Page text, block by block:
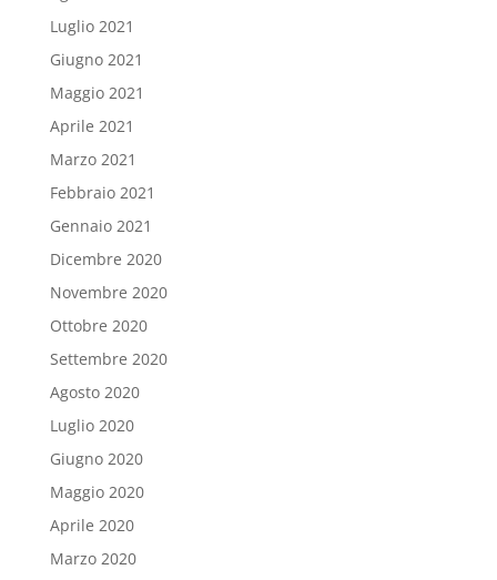
Luglio 2021
Giugno 2021
Maggio 2021
Aprile 2021
Marzo 2021
Febbraio 2021
Gennaio 2021
Dicembre 2020
Novembre 2020
Ottobre 2020
Settembre 2020
Agosto 2020
Luglio 2020
Giugno 2020
Maggio 2020
Aprile 2020
Marzo 2020